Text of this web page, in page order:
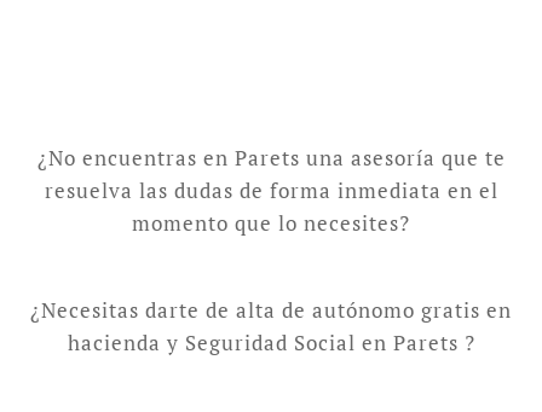
¿No encuentras en Parets una asesoría que te
resuelva las dudas de forma inmediata en el
momento que lo necesites?
¿Necesitas darte de alta de autónomo gratis en
hacienda y Seguridad Social en Parets ?